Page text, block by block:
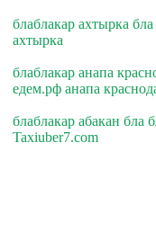
блаблакар ахтырка
ахтырка
блаблакар анапа
едем.рф анапа
блаблакар абакан бла
Taxiuber7.com